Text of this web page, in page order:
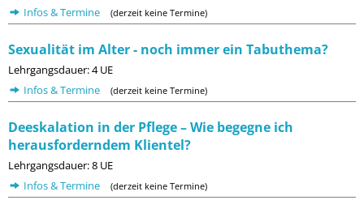
Infos & Termine
(derzeit keine Termine)
Sexualität im Alter - noch immer ein Tabuthema?
Lehrgangsdauer: 4 UE
Infos & Termine
(derzeit keine Termine)
Deeskalation in der Pflege – Wie begegne ich
herausforderndem Klientel?
Lehrgangsdauer: 8 UE
Infos & Termine
(derzeit keine Termine)